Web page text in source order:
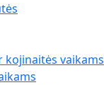
kojinaitės vaikams